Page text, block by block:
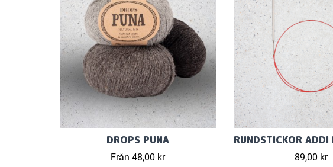
DROPS PUNA
Från 48,00 kr 89,00 kr